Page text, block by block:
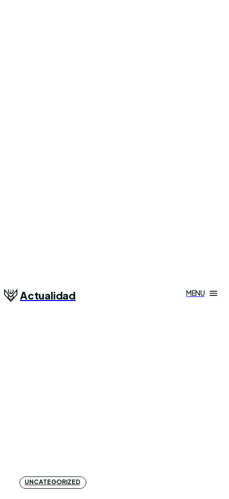
Actualidad MENU
UNCATEGORIZED